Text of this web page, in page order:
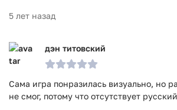
5 лет назад
дэн титовский
Сама игра понразилась визуально, но
не смог, потому что отсутствует